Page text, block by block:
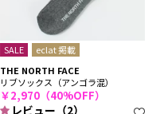
SALE
eclat 掲載
THE NORTH FACE
リブソックス（アンゴラ混）
￥2,970（40%OFF）
レビュー（2）